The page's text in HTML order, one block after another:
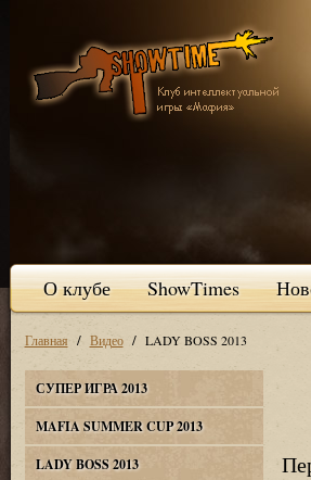
О клубе ShowTimes
Главная / Видео / LADY BOSS 2013
СУПЕР ИГРА 2013
MAFIA SUMMER CUP 2013
LADY BOSS 2013